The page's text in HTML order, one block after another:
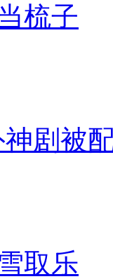
梳子
剧被
取乐